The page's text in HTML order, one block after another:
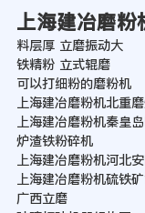
上海建冶磨粉
料层厚 立磨振动大
铁精粉 立式辊磨
可以打细粉的磨粉机
上海建冶磨粉机北重
上海建冶磨粉机秦皇
炉渣铁粉碎机
上海建冶磨粉机河北
上海建冶磨粉机硫铁
广西立磨